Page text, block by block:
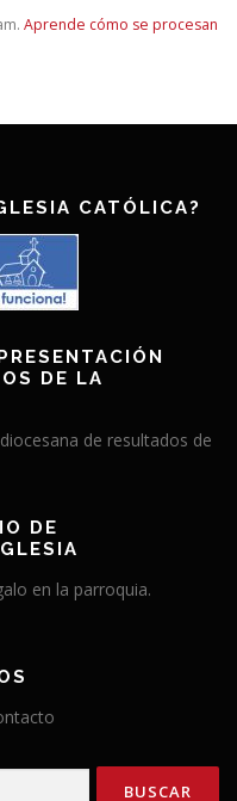
Aprende cómo se procesan
CATÓLICA?
DE LA
de resultados de
DE
en la parroquia.